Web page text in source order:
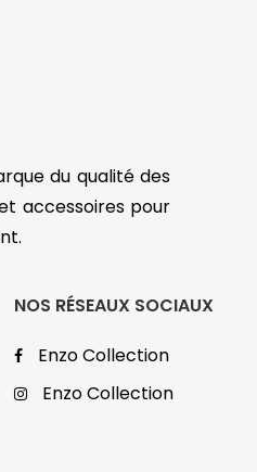
du qualité des
accessoires pour
NOS RÉSEAUX SOCIAUX
Enzo Collection
Enzo Collection